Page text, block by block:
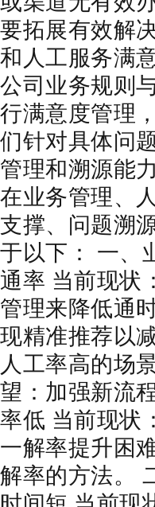
要拓展有效解
和人工服务满
公司业务规则
行满意度管理
们针对具体问
管理和溯源能
在业务管理、
支撑、问题溯
于以下： 一、
通率 当前现状
管理来降低通
现精准推荐以
人工率高的场
望：加强新流
率低 当前现状
一解率提升困
解率的方法。